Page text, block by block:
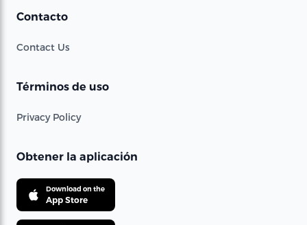
Contacto
Contact Us
Términos de uso
Privacy Policy
Obtener la aplicación
Download on the
App Store